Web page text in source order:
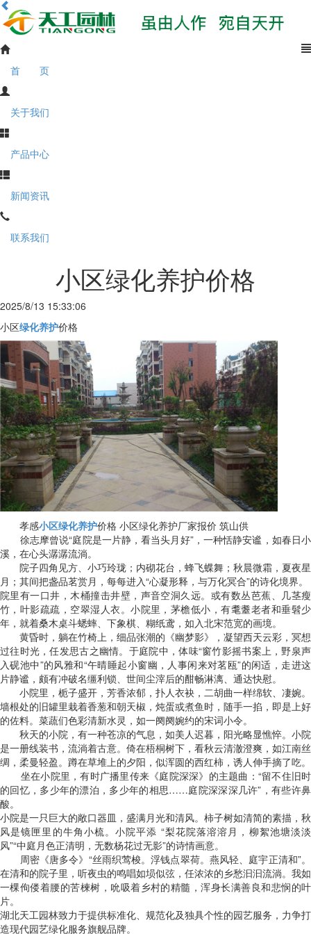
首 页
关于我们
产品中心
新闻资讯
联系我们
小区绿化养护价格
2025/8/13 15:33:06
小区绿化养护价格
孝感小区绿化养护价格 小区绿化养护厂家报价 筑山供
徐志摩曾说“庭院是一片静，看当头月好”，一种恬静安谧，如春日小
溪，在心头潺潺流淌。
院子四角见方、小巧玲珑；内砌花台，蜂飞蝶舞；秋晨微霜，夏夜星
月；其间把盏品茗赏月，每每进入“心凝形释，与万化冥合”的诗化境界。
院里有一口井，木桶撞击井壁，声音空洞久远。或有数丛芭蕉、几茎瘦
竹，叶影疏疏，空翠湿人衣。小院里，茅檐低小，有耄耋老者和垂髫少
年，就着桑木桌斗蟋蟀、下象棋、糊纸鸢，如入北宋范宽的画境。
黄昏时，躺在竹椅上，细品张潮的《幽梦影》，凝望西天云彩，冥想
过往时光，任发思古之幽情。于庭院中，体味“窗竹影摇书案上，野泉声
入砚池中”的风雅和“午晴睡起小窗幽，人事闲来对茗瓯”的闲适，走进这
片静谧，颇有冲破名缰利锁、世间尘滓后的酣畅淋漓、通达快慰。
小院里，栀子盛开，芳香浓郁，扑人衣袂，二胡曲一样绵软、凄婉。
墙根处的旧罐里栽着香葱和朝天椒，炖蛋或煮鱼时，随手一掐，即是上好
的佐料。菜蔬们色彩清新水灵，如一阕阕婉约的宋词小令。
秋天的小院，有一种苍凉的气息，如美人迟暮，阳光略显憔悴。小院
是一册线装书，流淌着古意。倚在梧桐树下，看秋云清澈澄爽，如江南丝
绸，柔曼轻盈。蹲在草堆上的夕阳，似浑圆的西红柿，诱人伸手摘了吃。
坐在小院里，有时广播里传来《庭院深深》的主题曲：“留不住旧时
的回忆，多少年的漂泊，多少年的相思……庭院深深深几许”，有些许鼻
酸。
小院是一只巨大的敞口器皿，盛满月光和清风。柿子树如清简的素描，秋
风是镜匣里的牛角小梳。小院平添 “梨花院落溶溶月，柳絮池塘淡淡
风”“中庭月色正清明，无数杨花过无影”的诗情画意。
周密《唐多令》“丝雨织莺梭。浮钱点翠荷。燕风轻、庭宇正清和”。
在清和的院子里，听夜虫的鸣唱如埙似弦，任浓浓的乡愁汩汩流淌。我如
一棵佝偻着腰的苦楝树，吮吸着乡村的精髓，浑身长满善良和悲悯的叶
片。
湖北天工园林致力于提供标准化、规范化及独具个性的园艺服务，力争打
造现代园艺绿化服务旗舰品牌。